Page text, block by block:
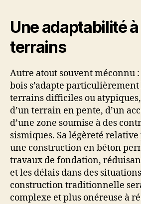
Une adaptabilité
terrains
Autre atout souvent méconnu
bois s’adapte particulièrement
terrains difficiles ou atypiques,
d’un terrain en pente, d’un
d’une zone soumise à des
sismiques. Sa légèreté
une construction en béton
travaux de fondation,
et les délais dans des
construction traditionnelle
complexe et plus onéreuse à